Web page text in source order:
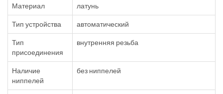
Материал латунь
Тип устройства автоматический
Тип
присоединения
внутренняя резьба
Наличие
ниппелей
без ниппелей